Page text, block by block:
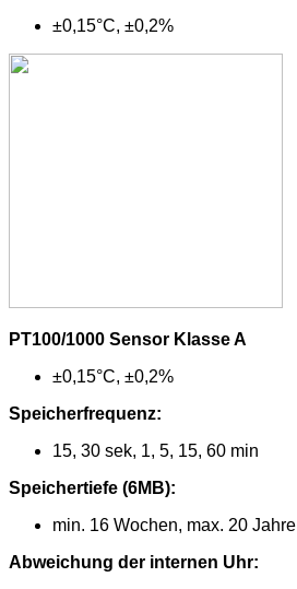
±0,15°C, ±0,2%
PT100/1000 Sensor Klasse A
±0,15°C, ±0,2%
Speicherfrequenz:
15, 30 sek, 1, 5, 15, 60 min
Speichertiefe (6MB):
min. 16 Wochen, max. 20 Jahre
Abweichung der internen Uhr: